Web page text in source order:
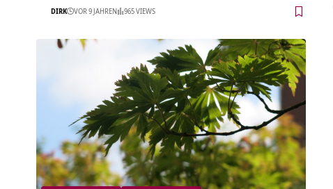
DIRK VOR 9 JAHREN 965 VIEWS